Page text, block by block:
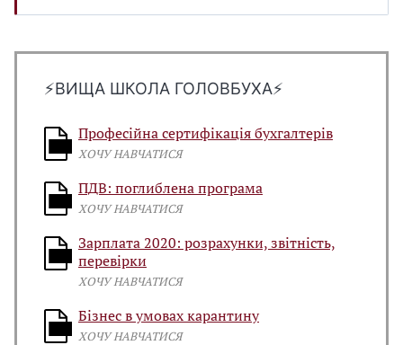
⚡️ВИЩА ШКОЛА ГОЛОВБУХА⚡️
Професійна сертифікація бухгалтерів
ХОЧУ НАВЧАТИСЯ
ПДВ: поглиблена програма
ХОЧУ НАВЧАТИСЯ
Зарплата 2020: розрахунки, звітність,
перевірки
ХОЧУ НАВЧАТИСЯ
Бізнес в умовах карантину
ХОЧУ НАВЧАТИСЯ